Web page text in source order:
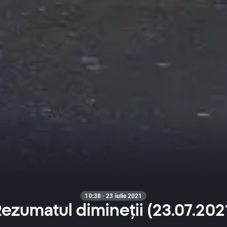
10:38 · 23 iulie 2021
dimineții